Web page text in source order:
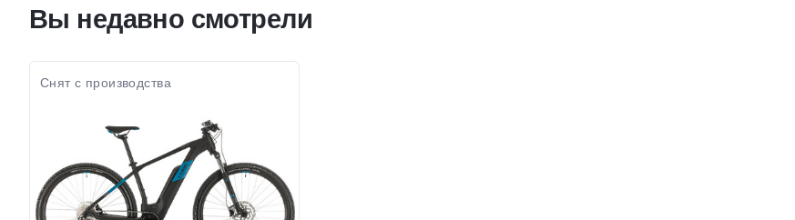
Цвет-размер в
наличии:
Черный-Красный,
Белый-Зеленый
Вы недавно смотрели
Снят с производства